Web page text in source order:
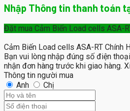
Nhập Thông tin thanh toán
Đặt mua Cảm Biến Load cells ASA-
Cảm Biến Load cells ASA-RT Chính
Bạn vui lòng nhập đúng số điện
nhận đơn hàng trước khi giao hàng.
Thông tin người mua
Anh
Chị